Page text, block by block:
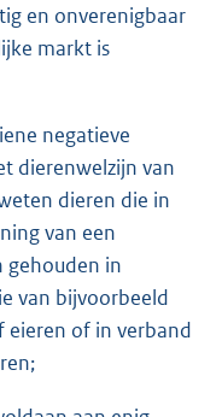
en onverenigbaar
markt is
negatieve
dierenwelzijn van
dieren die in
van een
in
van bijvoorbeeld
eieren of in verband